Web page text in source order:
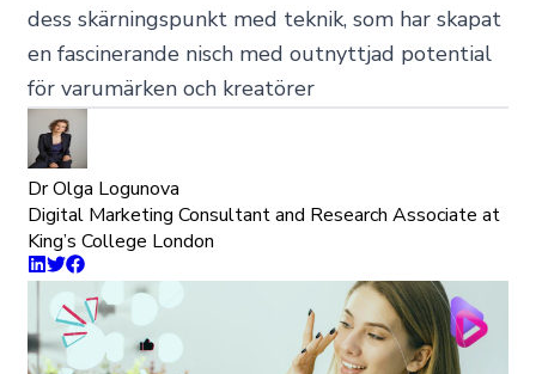
dess skärningspunkt med teknik, som har skapat
en fascinerande nisch med outnyttjad potential
för varumärken och kreatörer
Dr Olga Logunova
Digital Marketing Consultant and Research Associate at
King’s College London